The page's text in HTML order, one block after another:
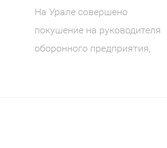
На Урале совершено
покушение на руководителя
оборонного предприятия,